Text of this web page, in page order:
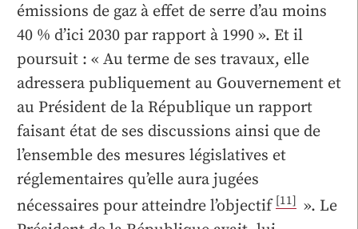
émissions de gaz à effet de serre d’au moins
40 % d’ici 2030 par rapport à 1990 ». Et il
poursuit : « Au terme de ses travaux, elle
adressera publiquement au Gouvernement et
au Président de la République un rapport
faisant état de ses discussions ainsi que de
l’ensemble des mesures législatives et
réglementaires qu’elle aura jugées
nécessaires pour atteindre l’objectif [11] ». Le